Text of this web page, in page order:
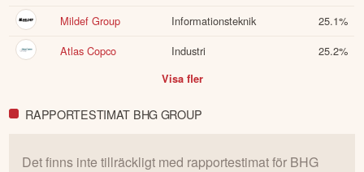
Mildef Group
Informationsteknik 25.1%
Atlas Copco
Industri 25.2%
Visa fler
RAPPORTESTIMAT BHG GROUP
Det finns inte tillräckligt med rapportestimat för BHG